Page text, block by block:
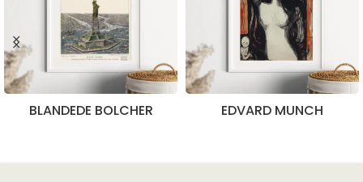
BLANDEDE BOLCHER EDVARD MUNCH